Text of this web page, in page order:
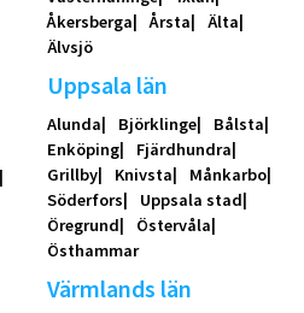
Åkersberga
Årsta
Älta
Älvsjö
Uppsala län
Alunda Björklinge
Bålsta
Enköping
Fjärdhundra
Grillby
Knivsta
Månkarbo
Söderfors
Uppsala stad
Öregrund
Östervåla
Östhammar
Värmlands län